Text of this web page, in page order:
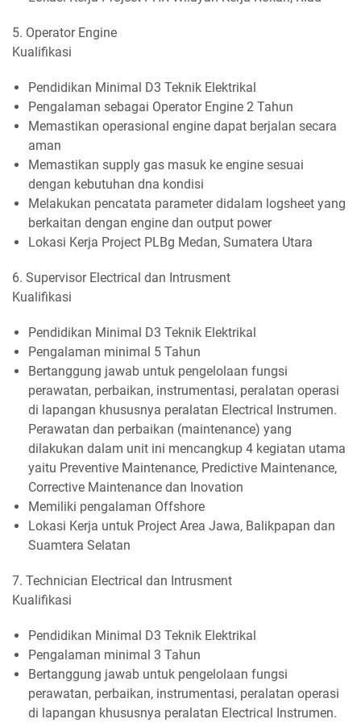
5. Operator Engine
Kualifikasi
Pendidikan Minimal D3 Teknik Elektrikal
Pengalaman sebagai Operator Engine 2 Tahun
Memastikan operasional engine dapat berjalan secara
aman
Memastikan supply gas masuk ke engine sesuai
dengan kebutuhan dna kondisi
Melakukan pencatata parameter didalam logsheet yang
berkaitan dengan engine dan output power
Lokasi Kerja Project PLBg Medan, Sumatera Utara
6. Supervisor Electrical dan Intrusment
Kualifikasi
Pendidikan Minimal D3 Teknik Elektrikal
Pengalaman minimal 5 Tahun
Bertanggung jawab untuk pengelolaan fungsi
perawatan, perbaikan, instrumentasi, peralatan operasi
di lapangan khususnya peralatan Electrical Instrumen.
Perawatan dan perbaikan (maintenance) yang
dilakukan dalam unit ini mencangkup 4 kegiatan utama
yaitu Preventive Maintenance, Predictive Maintenance,
Corrective Maintenance dan Inovation
Memiliki pengalaman Offshore
Lokasi Kerja untuk Project Area Jawa, Balikpapan dan
Suamtera Selatan
7. Technician Electrical dan Intrusment
Kualifikasi
Pendidikan Minimal D3 Teknik Elektrikal
Pengalaman minimal 3 Tahun
Bertanggung jawab untuk pengelolaan fungsi
perawatan, perbaikan, instrumentasi, peralatan operasi
di lapangan khususnya peralatan Electrical Instrumen.